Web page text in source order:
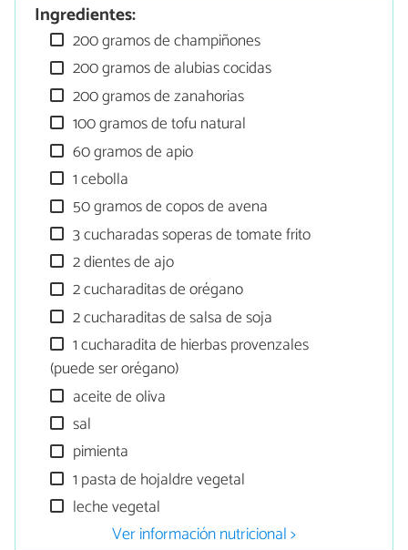
Ingredientes:
200 gramos de champiñones
200 gramos de alubias cocidas
200 gramos de zanahorias
100 gramos de tofu natural
60 gramos de apio
1 cebolla
50 gramos de copos de avena
3 cucharadas soperas de tomate frito
2 dientes de ajo
2 cucharaditas de orégano
2 cucharaditas de salsa de soja
1 cucharadita de hierbas provenzales
(puede ser orégano)
aceite de oliva
sal
pimienta
1 pasta de hojaldre vegetal
leche vegetal
Ver información nutricional >